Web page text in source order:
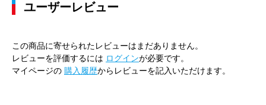
ユーザーレビュー
この商品に寄せられたレビューはまだありません。
レビューを評価するには ログインが必要です。
マイページの 購入履歴からレビューを記入いただけます。